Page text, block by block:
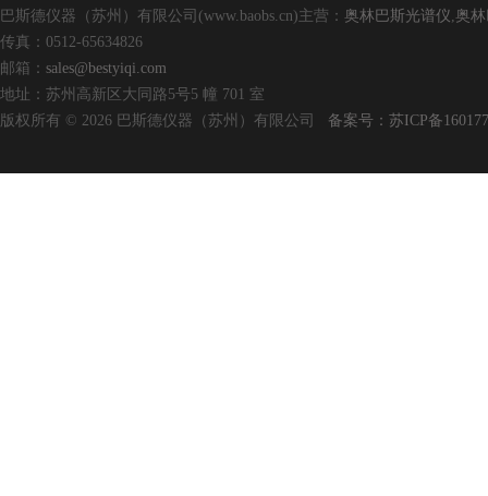
巴斯德仪器（苏州）有限公司(www.baobs.cn)主营： 奥林巴斯光谱仪,奥
传真：0512-65634826
邮箱： sales@bestyiqi.com
地址：苏州高新区大同路5号5 幢 701 室
版权所有 © 2026 巴斯德仪器（苏州）有限公司 备案号：苏ICP备